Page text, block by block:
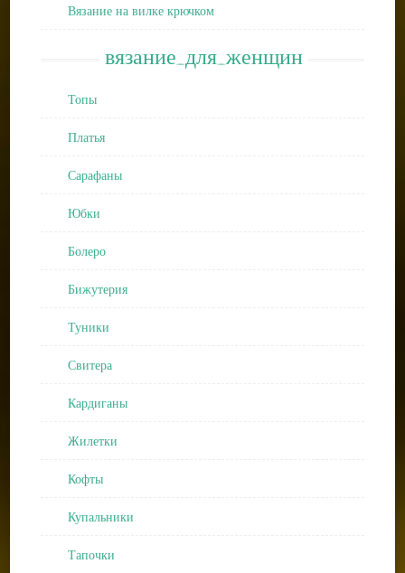
Вязание на вилке крючком
вязание_для_женщин
Топы
Платья
Сарафаны
Юбки
Болеро
Бижутерия
Туники
Свитера
Кардиганы
Жилетки
Кофты
Купальники
Тапочки